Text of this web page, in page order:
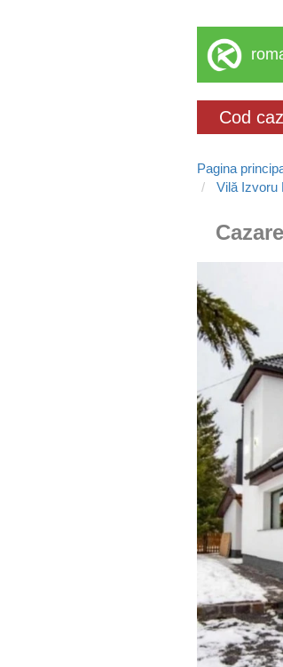
Cod
Pagina
Vilă Izvoru